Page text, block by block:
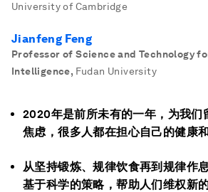
University of Cambridge
Jianfeng Feng
Professor of Science and Technology
Intelligence, Fudan University
2020年是前所未有的一年，为我们
焦虑，很多人都在担心自己的健康和
从坚持锻炼、规律饮食再到规律作
基于科学的策略，帮助人们维权新